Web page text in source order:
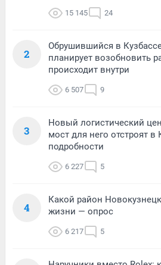
15 145 24
2
Обрушившийся в
планирует возобновить
происходит внутри
6 507 9
3
Новый логистический
мост для него отстроят в
подробности
6 227 5
4
Какой район
жизни — опрос
6 217 5